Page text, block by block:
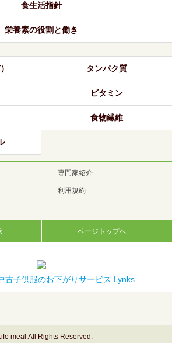
食生活指針
栄養素の役割と働き
タンパク質
ビタミン
食物繊維
専門家紹介
利用規約
ページトップへ
古子供服のお下がりサービス Lynks
meal.All Rights Reserved.